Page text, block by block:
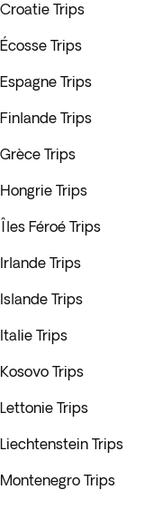
Croatie Trips
Écosse Trips
Espagne Trips
Finlande Trips
Grèce Trips
Hongrie Trips
Îles Féroé Trips
Irlande Trips
Islande Trips
Italie Trips
Kosovo Trips
Lettonie Trips
Liechtenstein Trips
Montenegro Trips